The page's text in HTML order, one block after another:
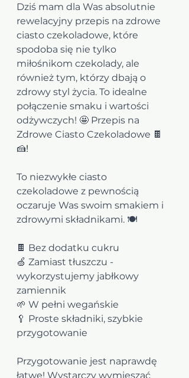
Dziś mam dla Was absolutnie
rewelacyjny przepis na zdrowe
ciasto czekoladowe, które
spodoba się nie tylko
miłośnikom czekolady, ale
również tym, którzy dbają o
zdrowy styl życia. To idealne
połączenie smaku i wartości
odżywczych! 🤩 Przepis na
Zdrowe Ciasto Czekoladowe 🍫
🍰!
To niezwykłe ciasto
czekoladowe z pewnością
oczaruje Was swoim smakiem i
zdrowymi składnikami. 🍽️
🍫 Bez dodatku cukru
🍏 Zamiast tłuszczu -
wykorzystujemy jabłkowy
zamiennik
🌱 W pełni wegańskie
🥄 Proste składniki, szybkie
przygotowanie
Przygotowanie jest naprawdę
łatwe! Wystarczy wymieszać